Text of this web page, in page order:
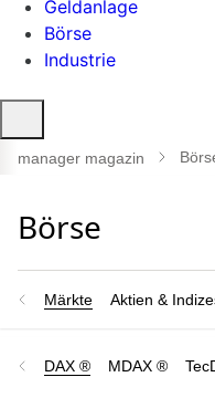
Geldanlage
Börse
Industrie
öffnen
manager magazin
Märkte Aktien &
DAX ® MDAX ®